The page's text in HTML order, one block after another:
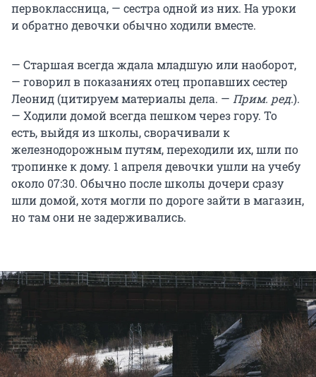
первоклассница, — сестра одной из них. На уроки
и обратно девочки обычно ходили вместе.
— Старшая всегда ждала младшую или наоборот,
— говорил в показаниях отец пропавших сестер
Леонид (цитируем материалы дела. — Прим. ред.).
— Ходили домой всегда пешком через гору. То
есть, выйдя из школы, сворачивали к
железнодорожным путям, переходили их, шли по
тропинке к дому. 1 апреля девочки ушли на учебу
около 07:30. Обычно после школы дочери сразу
шли домой, хотя могли по дороге зайти в магазин,
но там они не задерживались.